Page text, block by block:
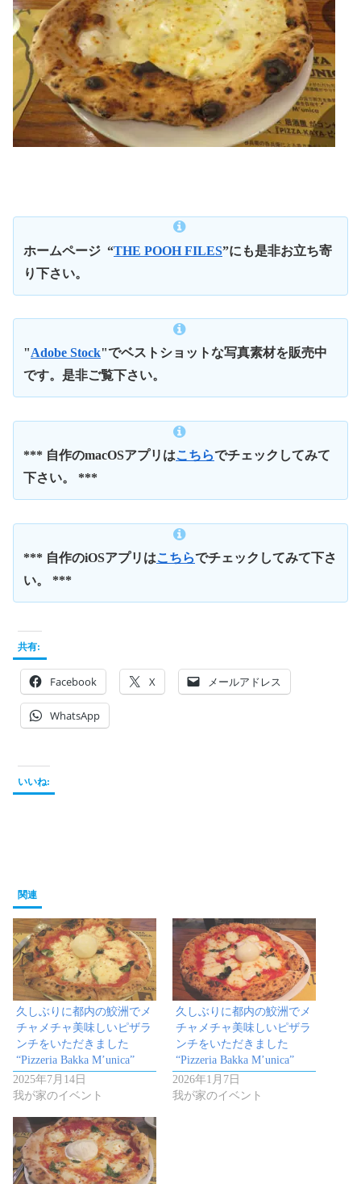
ホームページ “THE POOH FILES”にも是非お立ち寄
り下さい。
"Adobe Stock"でベストショットな写真素材を販売中
です。是非ご覧下さい。
*** 自作のmacOSアプリはこちらでチェックしてみて
下さい。 ***
*** 自作のiOSアプリはこちらでチェックしてみて下さ
い。 ***
共有:
Facebook X メールアドレス
WhatsApp
いいね:
関連
久しぶりに都内の鮫洲でメ
チャメチャ美味しいピザラ
ンチをいただきました
“Pizzeria Bakka M’unica”
2025年7月14日
我が家のイベント
久しぶりに都内の鮫洲でメ
チャメチャ美味しいピザラ
ンチをいただきました
“Pizzeria Bakka M’unica”
2026年1月7日
我が家のイベント